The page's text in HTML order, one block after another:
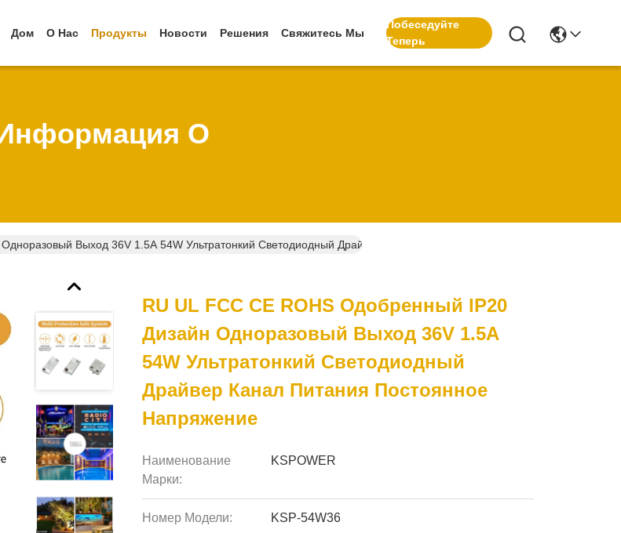
Дом О Нас Продукты Новости Решения Свяжитесь Мы
Побеседуйте
Теперь
О
Выход 36V 1.5A 54W Ультратонкий Светодиодный Драйвер Канал Питания Постоянное Напряжение
RU UL FCC CE ROHS Одобренный IP20
Дизайн Одноразовый Выход 36V 1.5A
54W Ультратонкий Светодиодный
Драйвер Канал Питания Постоянное
Напряжение
Наименование
Марки:
KSPOWER
Номер Модели: KSP-54W36